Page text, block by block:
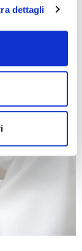
dettagli
Francesco,